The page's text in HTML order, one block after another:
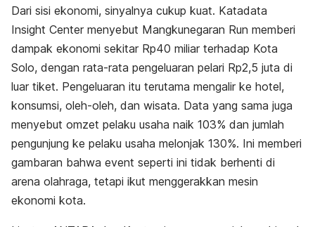
Dari sisi ekonomi, sinyalnya cukup kuat. Katadata
Insight Center menyebut Mangkunegaran Run memberi
dampak ekonomi sekitar Rp40 miliar terhadap Kota
Solo, dengan rata-rata pengeluaran pelari Rp2,5 juta di
luar tiket. Pengeluaran itu terutama mengalir ke hotel,
konsumsi, oleh-oleh, dan wisata. Data yang sama juga
menyebut omzet pelaku usaha naik 103% dan jumlah
pengunjung ke pelaku usaha melonjak 130%. Ini memberi
gambaran bahwa event seperti ini tidak berhenti di
arena olahraga, tetapi ikut menggerakkan mesin
ekonomi kota.